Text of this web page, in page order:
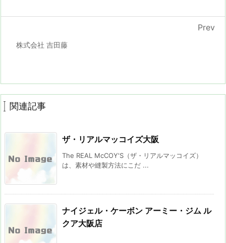
株式会社 吉田藤
Prev
関連記事
ザ・リアルマッコイズ大阪
The REAL McCOY'S（ザ・リアルマッコイズ）
は、素材や縫製方法にこだ ...
ナイジェル・ケーボン アーミー・ジム ル
クア大阪店